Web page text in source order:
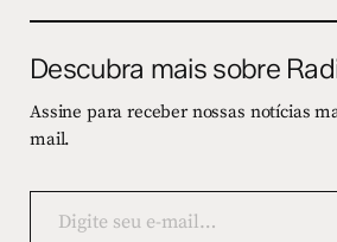
Descubra mais sobre
Assine para receber nossas notícias
mail.